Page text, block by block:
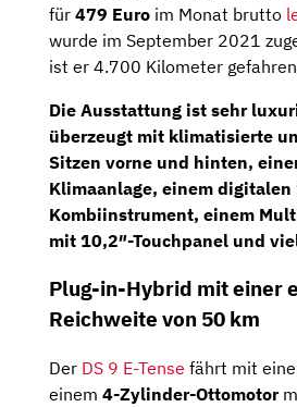
für 479 Euro im Monat brutto
wurde im September 2021
ist er 4.700 Kilometer
Die Ausstattung ist sehr
überzeugt mit klimatisierte
Sitzen vorne und hinten,
Klimaanlage, einem digitalen
Kombiinstrument, einem
mit 10,2″-Touchpanel und
Plug-in-Hybrid mit einer
Reichweite von 50 km
Der DS 9 E-Tense fährt mit
einem 4-Zylinder-Ottomotor